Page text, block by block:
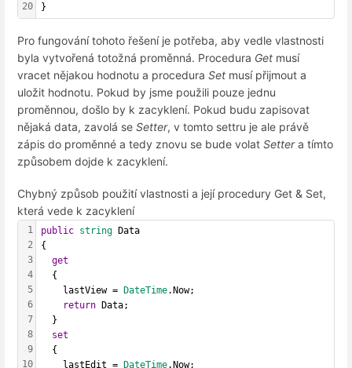
20
}
Pro fungování tohoto řešení je potřeba, aby vedle vlastnosti
byla vytvořená totožná proměnná. Procedura Get musí
vracet nějakou hodnotu a procedura Set musí přijmout a
uložit hodnotu. Pokud by jsme použili pouze jednu
proměnnou, došlo by k zacyklení. Pokud budu zapisovat
nějaká data, zavolá se Setter, v tomto settru je ale právě
zápis do proměnné a tedy znovu se bude volat Settera tímto
způsobem dojde k zacyklení.
Chybný způsob použití vlastnosti a její procedury Get & Set,
která vede k zacyklení
1
2
3
4
5
6
7
8
9
10
public string Data
{
get
  {
    lastView =
DateTime.Now;
return Data;
  }
set
  {
    lastEdit =
DateTime.Now;